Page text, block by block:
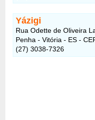
Yázigi
Rua Odette de Oliveira
Penha - Vitória - ES -
(27) 3038-7326